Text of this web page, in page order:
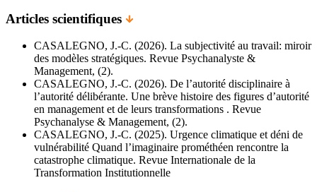
Articles scientifiques
CASALEGNO, J.-C. (2026). La subjectivité au travail: miroir
des modèles stratégiques. Revue Psychanalyste &
Management, (2).
CASALEGNO, J.-C. (2026). De l’autorité disciplinaire à
l’autorité délibérante. Une brève histoire des figures d’autorité
en management et de leurs transformations . Revue
Psychanalyse & Management, (2).
CASALEGNO, J.-C. (2025). Urgence climatique et déni de
vulnérabilité Quand l’imaginaire prométhéen rencontre la
catastrophe climatique. Revue Internationale de la
Transformation Institutionnelle